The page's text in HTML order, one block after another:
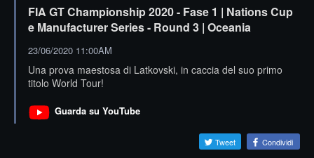
FIA GT Championship 2020 - Fase 1 | Nations Cup
e Manufacturer Series - Round 3 | Oceania
23/06/2020 11:00AM
Una prova maestosa di Latkovski, in caccia del suo primo
titolo World Tour!
Guarda su YouTube
Tweet Condividi